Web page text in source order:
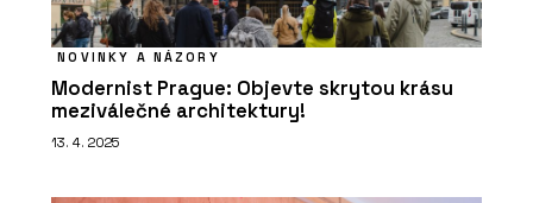
NOVINKY A NÁZORY
Modernist Prague: Objevte skrytou krásu
meziválečné architektury!
13. 4. 2025